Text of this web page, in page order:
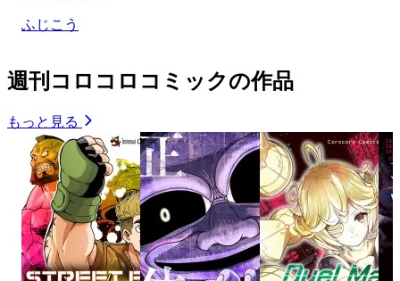
ふじこう
週刊コロコロコミックの作品
もっと見る